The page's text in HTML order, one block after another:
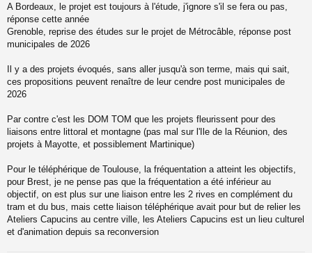
g
e
n
o
u
A Bordeaux, le projet est toujours à l'étude, j'ignore s'il se fera ou pas,
réponse cette année
Grenoble, reprise des études sur le projet de Métrocâble, réponse post
municipales de 2026
Il y a des projets évoqués, sans aller jusqu'à son terme, mais qui sait,
ces propositions peuvent renaître de leur cendre post municipales de
2026
Par contre c'est les DOM TOM que les projets fleurissent pour des
liaisons entre littoral et montagne (pas mal sur l'Ile de la Réunion, des
projets à Mayotte, et possiblement Martinique)
Pour le téléphérique de Toulouse, la fréquentation a atteint les objectifs,
pour Brest, je ne pense pas que la fréquentation a été inférieur au
objectif, on est plus sur une liaison entre les 2 rives en complément du
tram et du bus, mais cette liaison téléphérique avait pour but de relier les
Ateliers Capucins au centre ville, les Ateliers Capucins est un lieu culturel
et d'animation depuis sa reconversion